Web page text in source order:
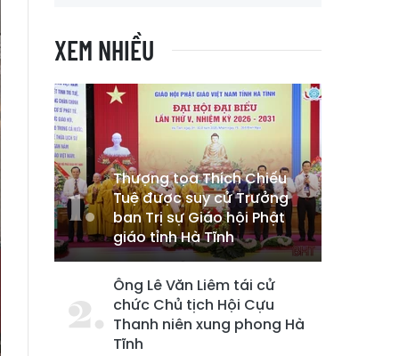
XEM NHIỀU
Thượng tọa Thích Chiếu
Tuệ được suy cử Trưởng
ban Trị sự Giáo hội Phật
giáo tỉnh Hà Tĩnh
Ông Lê Văn Liêm tái cử
chức Chủ tịch Hội Cựu
Thanh niên xung phong Hà
Tĩnh